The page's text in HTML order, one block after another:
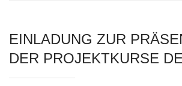
EINLADUNG ZUR
DER PROJEKTKURSE